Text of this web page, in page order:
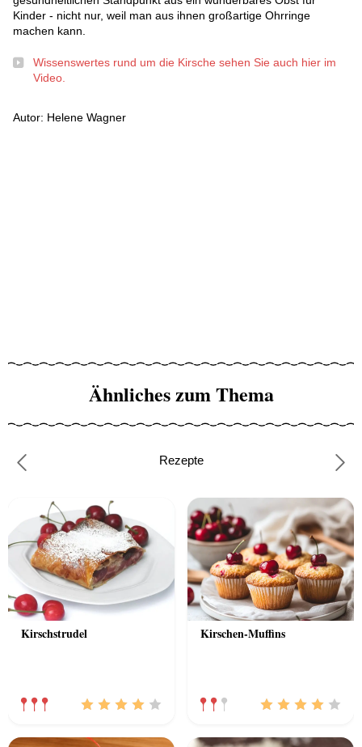
Kinder - nicht nur, weil man aus ihnen großartige Ohrringe
machen kann.
Wissenswertes rund um die Kirsche sehen Sie auch hier im
Video.
Autor: Helene Wagner
Ähnliches zum Thema
Rezepte
Kirschstrudel Kirschen-Muffins